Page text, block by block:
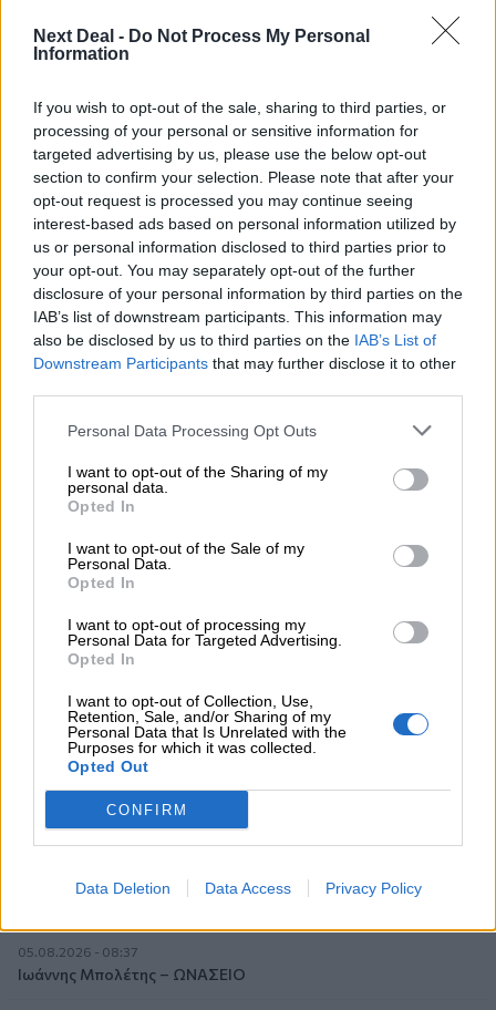
Next Deal - Do Not Process My Personal
Information
If you wish to opt-out of the sale, sharing to third parties, or
processing of your personal or sensitive information for
targeted advertising by us, please use the below opt-out
section to confirm your selection. Please note that after your
opt-out request is processed you may continue seeing
interest-based ads based on personal information utilized by
us or personal information disclosed to third parties prior to
your opt-out. You may separately opt-out of the further
disclosure of your personal information by third parties on the
IAB’s list of downstream participants. This information may
also be disclosed by us to third parties on the IAB’s List of
Downstream Participants that may further disclose it to other
Personal Data Processing Opt Outs
I want to opt-out of the Sharing of my
personal data.
Opted In
I want to opt-out of the Sale of my
Personal Data.
Opted In
I want to opt-out of processing my
Personal Data for Targeted Advertising.
Opted In
I want to opt-out of Collection, Use,
Retention, Sale, and/or Sharing of my
Personal Data that Is Unrelated with the
Purposes for which it was collected.
Opted Out
CONFIRM
Data Deletion Data Access Privacy Policy
Βαρδινογιάννη- Εξάρχου και ο διπλασιασμός των κερδών της
ΔΕΗ
05.08.2026 - 13:37
Randy Schekman, Νομπελίστας Ιατρικής: «Σε πέντε χρόνια
μπορεί να έχουμε θεραπεία που αναστέλλει την εξέλιξη του
Πάρκινσον»
05.08.2026 - 12:33
Ε.Ε και παράνομη μετανάστευση: προτάσεις και δράσεις με
παρονομαστή το κοινό συμφέρον
05.08.2026 - 12:11
Αντώνης Βουκλαρής - «ΕΡΡΙΚΟΣ ΝΤΥΝΑΝ»
διαμεσολαβητών
05.08.2026 - 10:50
Ξεκινούν οι αιτήσεις στο vouchers.gov.gr για το Πρόγραμμα
05.08.2026 - 10:19
WWF: Περισσότερα από 180.000 στρέμματα καμένων
δασικών εκτάσεων στην Ελλάδα σε λίγες μόλις μέρες
05.08.2026 - 09:45
Η Ελλάδα που αντιστέκεται και επιμένει να μην ασφαλίζεται!
05.08.2026 - 09:20
Καλοκαιρινό ταξίδι: Οι 8 συμβουλές που αξίζει να δώσει κάθε
ασφαλιστής στους πελάτες του
πιστωτική επέκταση των ελληνικών τραπεζών, το «πάρτι»
στις αγορές, οι «κρυμμένες» αξίες της ΓΕΚ ΤΕΡΝΑ
05.08.2026 - 08:37
Ιωάννης Μπολέτης – ΩΝΑΣΕΙΟ